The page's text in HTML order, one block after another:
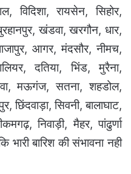
विदिशा, रायसेन, सिहोर,
खंडवा, खरगौन, धार,
आगर, मंदसौर, नीमच,
दतिया, भिंड, मुरैना,
मऊगंज, सतना, शहडोल,
छिंदवाड़ा, सिवनी, बालाघाट,
निवाड़ी, मैहर, पांढुर्णा
भारी बारिश की संभावना नही